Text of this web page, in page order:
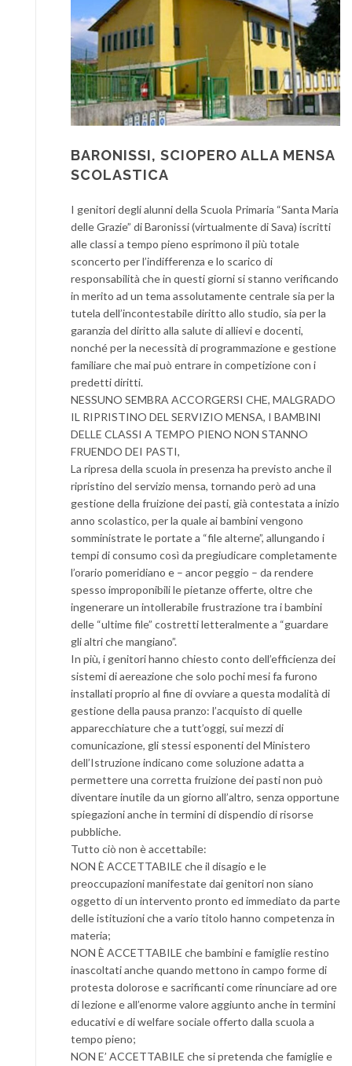
BARONISSI, SCIOPERO ALLA MENSA
SCOLASTICA
I genitori degli alunni della Scuola Primaria “Santa Maria
delle Grazie” di Baronissi (virtualmente di Sava) iscritti
alle classi a tempo pieno esprimono il più totale
sconcerto per l’indifferenza e lo scarico di
responsabilità che in questi giorni si stanno verificando
in merito ad un tema assolutamente centrale sia per la
tutela dell’incontestabile diritto allo studio, sia per la
garanzia del diritto alla salute di allievi e docenti,
nonché per la necessità di programmazione e gestione
familiare che mai può entrare in competizione con i
predetti diritti.
NESSUNO SEMBRA ACCORGERSI CHE, MALGRADO
IL RIPRISTINO DEL SERVIZIO MENSA, I BAMBINI
DELLE CLASSI A TEMPO PIENO NON STANNO
FRUENDO DEI PASTI,
La ripresa della scuola in presenza ha previsto anche il
ripristino del servizio mensa, tornando però ad una
gestione della fruizione dei pasti, già contestata a inizio
anno scolastico, per la quale ai bambini vengono
somministrate le portate a “file alterne”, allungando i
tempi di consumo così da pregiudicare completamente
l’orario pomeridiano e – ancor peggio – da rendere
spesso improponibili le pietanze offerte, oltre che
ingenerare un intollerabile frustrazione tra i bambini
delle “ultime file” costretti letteralmente a “guardare
gli altri che mangiano”.
In più, i genitori hanno chiesto conto dell’efficienza dei
sistemi di aereazione che solo pochi mesi fa furono
installati proprio al fine di ovviare a questa modalità di
gestione della pausa pranzo: l’acquisto di quelle
apparecchiature che a tutt’oggi, sui mezzi di
comunicazione, gli stessi esponenti del Ministero
dell’Istruzione indicano come soluzione adatta a
permettere una corretta fruizione dei pasti non può
diventare inutile da un giorno all’altro, senza opportune
spiegazioni anche in termini di dispendio di risorse
pubbliche.
Tutto ciò non è accettabile:
NON È ACCETTABILE che il disagio e le
preoccupazioni manifestate dai genitori non siano
oggetto di un intervento pronto ed immediato da parte
delle istituzioni che a vario titolo hanno competenza in
materia;
NON È ACCETTABILE che bambini e famiglie restino
inascoltati anche quando mettono in campo forme di
protesta dolorose e sacrificanti come rinunciare ad ore
di lezione e all’enorme valore aggiunto anche in termini
educativi e di welfare sociale offerto dalla scuola a
tempo pieno;
NON E’ ACCETTABILE che si pretenda che famiglie e